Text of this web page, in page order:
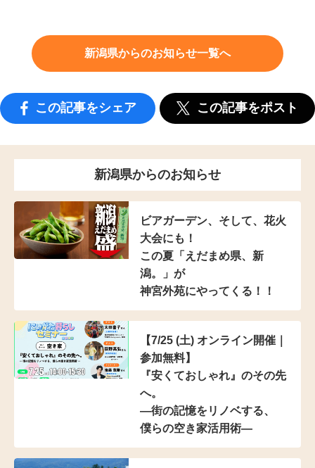
新潟県からのお知らせ一覧へ
この記事をシェア この記事をポスト
新潟県からのお知らせ
ビアガーデン、そして、花火
大会にも！
この夏「えだまめ県、新
潟。」が
神宮外苑にやってくる！！
【7/25 (土) オンライン開催｜
参加無料】
『安くておしゃれ』のその先
へ。
―街の記憶をリノベする、
僕らの空き家活用術―